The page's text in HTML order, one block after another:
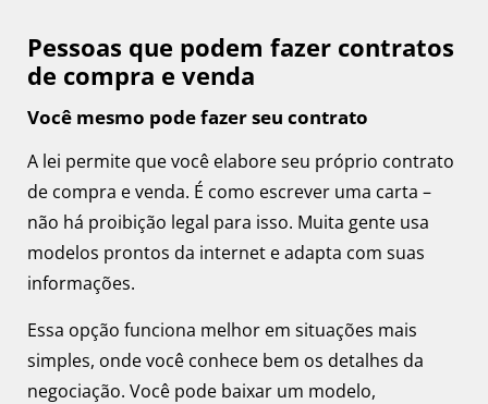
Pessoas que podem fazer contratos
de compra e venda
Você mesmo pode fazer seu contrato
A lei permite que você elabore seu próprio contrato
de compra e venda. É como escrever uma carta –
não há proibição legal para isso. Muita gente usa
modelos prontos da internet e adapta com suas
informações.
Essa opção funciona melhor em situações mais
simples, onde você conhece bem os detalhes da
negociação. Você pode baixar um modelo,